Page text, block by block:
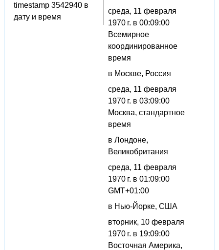
timestamp 3542940 в
дату и время
среда, 11 февраля
1970 г. в 00:09:00
Всемирное
координированное
время
в Москве, Россия
среда, 11 февраля
1970 г. в 03:09:00
Москва, стандартное
время
в Лондоне,
Великобритания
среда, 11 февраля
1970 г. в 01:09:00
GMT+01:00
в Нью-Йорке, США
вторник, 10 февраля
1970 г. в 19:09:00
Восточная Америка,